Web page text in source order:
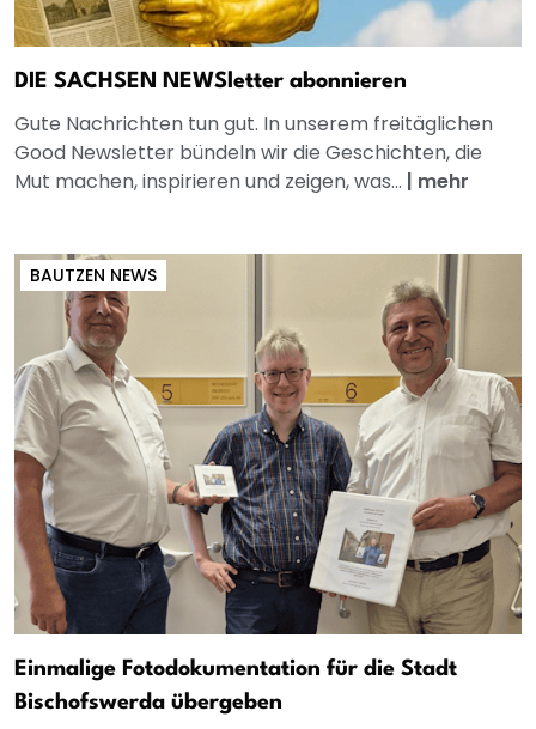
DIE SACHSEN NEWSletter abonnieren
Gute Nachrichten tun gut. In unserem freitäglichen
Good Newsletter bündeln wir die Geschichten, die
Mut machen, inspirieren und zeigen, was... | mehr
BAUTZEN NEWS
Einmalige Fotodokumentation für die Stadt
Bischofswerda übergeben